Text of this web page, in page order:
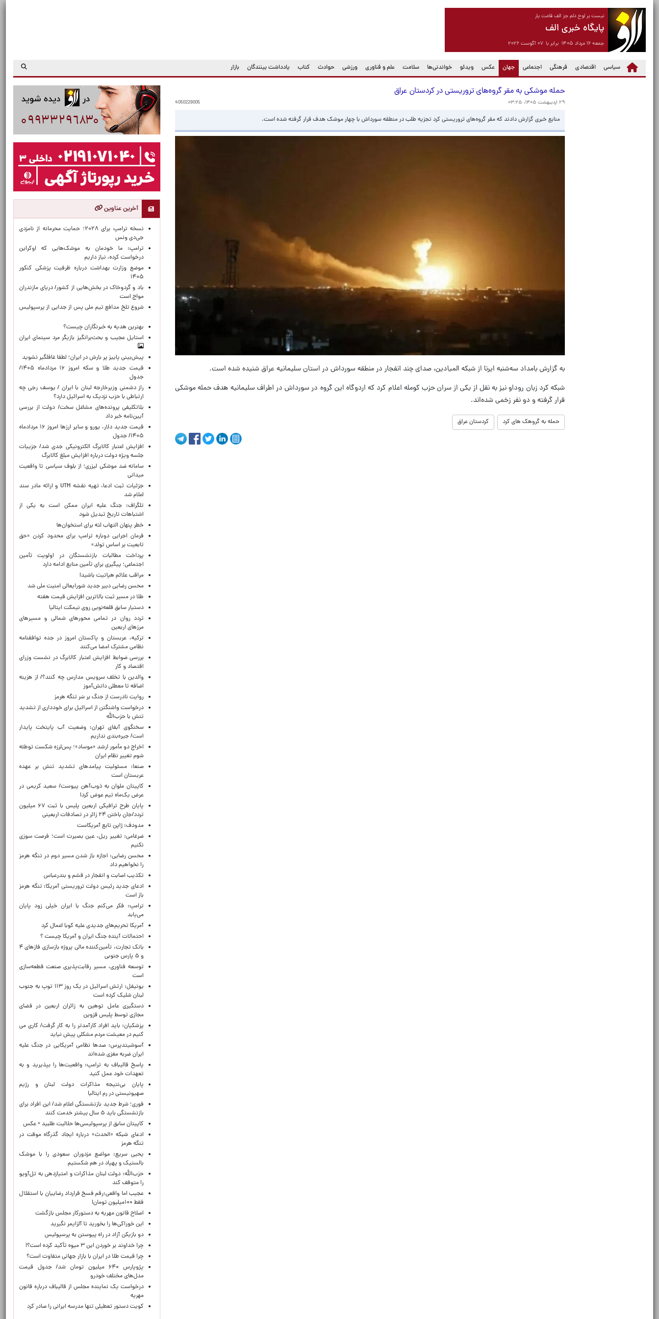
نیست بر لوح دلم جز الف قامت یار
پایگاه خبری الف
جمعه ۱۶ مرداد ۱۴۰۵ برابر با ۰۷ آگوست ۲۰۲۶
سیاسی اقتصادی فرهنگی اجتماعی جهان
(current) عکس ویدئو خواندنی‌ها سلامت علم و فناوری ورزشی حوادث کتاب یادداشت بینندگان بازار
حمله موشکی به مقر گروه‌های تروریستی در کردستان عراق
۲۹ اردیبهشت ۱۴۰۵، ۰۳:۲۵ 4050229005
منابع خبری گزارش دادند که مقر گروه‌های تروریستی کرد تجزیه طلب در منطقه سورداش با چهار موشک هدف قرار گرفته شده است.
به گزارش بامداد سه‌شنبه ایرنا از شبکه المیادین، صدای چند انفجار در منطقه سورداش در استان سلیمانیه عراق شنیده شده است.
شبکه کرد زبان روداو نیز به نقل از یکی از سران حزب کومله اعلام کرد که اردوگاه این گروه در سورداش در اطراف سلیمانیه هدف حمله موشکی
قرار گرفته و دو نفر زخمی شده‌اند.
حمله به گروهک های کرد کردستان عراق
آخرین عناوین
نسخه ترامپ برای ۲۰۲۸؛ حمایت محرمانه از نامزدی
جی‌دی ونس
ترامپ: ما خودمان به موشک‌هایی که اوکراین
درخواست کرده، نیاز داریم
موضع وزارت بهداشت درباره ظرفیت پزشکی کنکور
۱۴۰۵
باد و گردوخاک در بخش‌هایی از کشور/ دریای مازندران
مواج است
شروع تلخ مدافع تیم ملی پس از جدایی از پرسپولیس
بهترین هدیه به خبرنگاران چیست؟
استایل عجیب و بحث‌برانگیز بازیگر مرد سینمای ایران
پیش‌بینی پاییز پر بارش در ایران؛ لطفا غافلگیر نشوید
قیمت جدید طلا و سکه امروز ۱۶ مردادماه ۱۴۰۵/
جدول
راز دشمنی وزیرخارجه لبنان با ایران / یوسف رجی چه
ارتباطی با حزب نزدیک به اسرائیل دارد؟
بلاتکلیفی پرونده‌های مشاغل سخت/ دولت از بررسی
آیین‌نامه خبر داد
قیمت جدید دلار، یورو و سایر ارزها امروز ۱۶ مردادماه
۱۴۰۵/ جدول
افزایش اعتبار کالابرگ الکترونیکی جدی شد/ جزییات
جلسه ویژه دولت درباره افزایش مبلغ کالابرگ
سامانه ضد موشکی لیزری؛ از بلوف سیاسی تا واقعیت
میدانی
جزئیات ثبت ادعا، تهیه نقشه UTM و ارائه مادر سند
اعلام شد
تلگراف: جنگ علیه ایران ممکن است به یکی از
اشتباهات تاریخ تبدیل شود
خطر پنهان التهاب لثه برای استخوان‌ها
فرمان اجرایی دوباره ترامپ برای محدود کردن «حق
تابعیت بر اساس تولد»
پرداخت مطالبات بازنشستگان در اولویت تأمین
اجتماعی؛ پیگیری برای تأمین منابع ادامه دارد
مراقب علائم هپاتیت باشید!
محسن رضایی دبیر جدید شورایعالی امنیت ملی شد
طلا در مسیر ثبت بالاترین افزایش قیمت هفته
دستیار سابق قلعه‌نویی روی نیمکت ایتالیا
تردد روان در تمامی محورهای شمالی و مسیرهای
مرزهای اربعین
ترکیه، عربستان و پاکستان امروز در جده توافقنامه
نظامی مشترک امضا می‌کنند
بررسی ضوابط افزایش اعتبار کالابرگ در نشست وزرای
اقتصاد و کار
والدین با تخلف سرویس مدارس چه کنند؟/ از هزینه
اضافه تا معطلی دانش‌آموز
روایت نادرست از جنگ بر سَر تنگه هرمز
درخواست واشنگتن از اسرائیل برای خودداری از تشدید
تنش با حزب‌الله
سخنگوی آبفای تهران: وضعیت آب پایتخت پایدار
است/ جیره‌بندی نداریم
اخراج دو مأمور ارشد «موساد»؛ پس‌لرزه شکست توطئه
شوم تغییر نظام ایران
صنعا: مسئولیت پیامدهای تشدید تنش بر عهده
عربستان است
کاپیتان ملوان به ذوب‌آهن پیوست/ سعید کریمی در
عرض یک‌ماه تیم عوض کرد!
پایان طرح ترافیکی اربعین پلیس با ثبت ۶۷ میلیون
تردد/جان باختن ۲۴ زائر در تصادفات اربعینی
مدودف: ژاپن تابع آمریکاست
ضرغامی: تغییر ریل، عین بصیرت است؛ فرصت سوزی
نکنیم
محسن رضایی: اجازه باز شدن مسیر دوم در تنگه هرمز
را نخواهیم داد
تکذیب اصابت و انفجار در قشم و بندرعباس
ادعای جدید رئیس دولت تروریستی آمریکا: تنگه هرمز
باز است
ترامپ: فکر می‌کنم جنگ با ایران خیلی زود پایان
می‌یابد
آمریکا تحریم‌های جدیدی علیه کوبا اعمال کرد
احتمالات آینده جنگ ایران و آمریکا چیست ؟
بانک تجارت، تأمین‌کننده مالی پروژه بازسازی فازهای ۴
و ۵ پارس جنوبی
توسعه فناوری، مسیر رقابت‌پذیری صنعت قطعه‌سازی
است
یونیفل: ارتش اسرائیل در یک روز ۱۱۳ توپ به جنوب
لبنان شلیک کرده است
دستگیری عامل توهین به زائران اربعین در فضای
مجازی توسط پلیس قزوین
پزشکیان: باید افراد کارآمدتر را به کار گرفت/ کاری می
کنیم در معیشت مردم مشکلی پیش نیاید
آسوشیتدپرس: صدها نظامی آمریکایی در جنگ علیه
ایران ضربه مغزی شده‌اند
پاسخ قالیباف به ترامپ: واقعیت‌ها را بپذیرید و به
تعهدات خود عمل کنید
پایان بی‌نتیجه مذاکرات دولت لبنان و رژیم
صهیونیستی در رم ایتالیا
فوری؛ شرط جدید بازنشستگی اعلام شد/ این افراد برای
بازنشستگی باید ۵ سال بیشتر خدمت کنند
کاپیتان سابق از پرسپولیسی‌ها حلالیت طلبید + عکس
ادعای شبکه «الحدث» درباره ایجاد گذرگاه موقت در
تنگه هرمز
یحیی سریع: مواضع مزدوران سعودی را با موشک
بالستیک و پهپاد در هم شکستیم
حزب‌الله: دولت لبنان مذاکرات و امتیازدهی به تل‌آویو
را متوقف کند
عجیب اما واقعی:رقم فسخ قرارداد رضاییان با استقلال
فقط ۱۰۰میلیون تومان!
اصلاح قانون مهریه به دستورکار مجلس بازگشت
این خوراکی‌ها را بخورید تا آلزایمر نگیرید
دو بازیکن آزاد در راه پیوستن به پرسپولیس
چرا خداوند بر خوردن این ۳ میوه تأکید کرده است؟!
چرا قیمت طلا در ایران با بازار جهانی متفاوت است؟
پژوپارس ۶۴۰ میلیون تومان شد/ جدول قیمت
مدل‌های مختلف خودرو
درخواست یک نماینده مجلس از قالیباف درباره قانون
مهریه
کویت دستور تعطیلی تنها مدرسه ایرانی را صادر کرد